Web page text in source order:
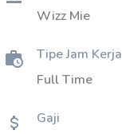
Wizz Mie
Tipe Jam Kerja
Full Time
Gaji